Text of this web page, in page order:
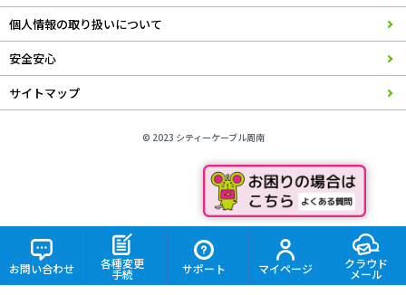
お問い合わせ 各種変更
手続 サポート マイページ クラウド
メール
個人情報の取り扱いについて
安全安心
サイトマップ
© 2023 シティーケーブル周南